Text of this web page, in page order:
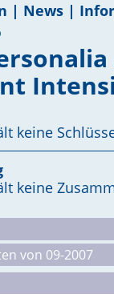
| News |
keine
keine
von 09-2007